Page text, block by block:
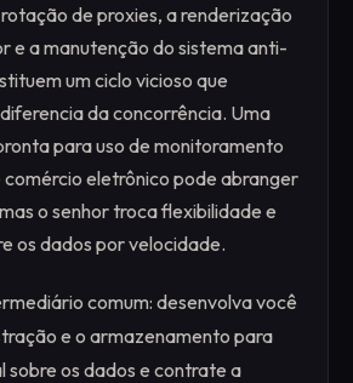
de proxies, a renderização
e a manutenção do sistema anti-
um ciclo vicioso que
da concorrência. Uma
para uso de monitoramento
comércio eletrônico pode abranger
o senhor troca flexibilidade e
os dados por velocidade.
comum: desenvolva você
e o armazenamento para
os dados e contrate a